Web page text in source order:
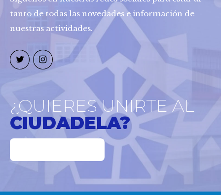
tanto de todas las novedades e información de
nuestras actividades.
¿QUIERES UNIRTE AL
CIUDADELA?